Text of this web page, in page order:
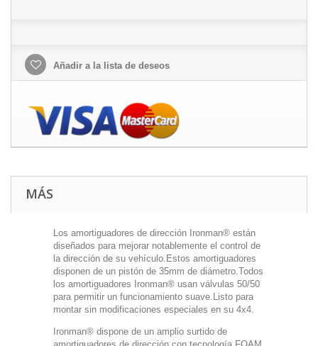
Añadir a la lista de deseos
MÁS
Los amortiguadores de dirección Ironman® están
diseñados para mejorar notablemente el control de
la dirección de su vehículo.Estos amortiguadores
disponen de un pistón de 35mm de diámetro.Todos
los amortiguadores Ironman® usan válvulas 50/50
para permitir un funcionamiento suave.Listo para
montar sin modificaciones especiales en su 4x4.
Ironman® dispone de un amplio surtido de